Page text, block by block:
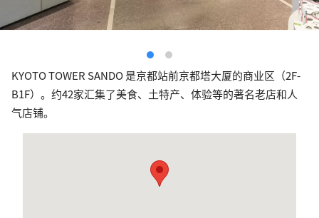
KYOTO TOWER SANDO 是京都站前京都塔大厦的商业区（2F-
B1F）。约42家汇集了美食、土特产、体验等的著名老店和人
气店铺。